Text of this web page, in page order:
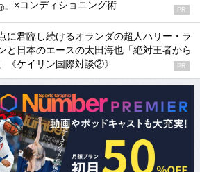
」×コンディショニング術 PR
に君臨し続けるオランダの超人ハリー・ラ
と日本のエースの太田海也「絶対王者から
《ケイリン国際対談②》
PR